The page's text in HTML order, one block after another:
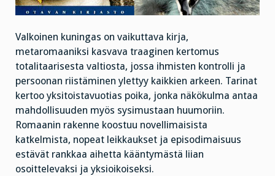
Valkoinen kuningas on vaikuttava kirja,
metaromaaniksi kasvava traaginen kertomus
totalitaarisesta valtiosta, jossa ihmisten kontrolli ja
persoonan riistäminen ylettyy kaikkien arkeen. Tarinat
kertoo yksitoistavuotias poika, jonka näkökulma antaa
mahdollisuuden myös sysimustaan huumoriin.
Romaanin rakenne koostuu novellimaisista
katkelmista, nopeat leikkaukset ja episodimaisuus
estävät rankkaa aihetta kääntymästä liian
osoittelevaksi ja yksioikoiseksi.